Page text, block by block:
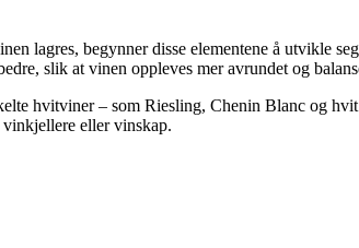
lagres, begynner disse elementene å utvikle
slik at vinen oppleves mer avrundet og
hvitviner – som Riesling, Chenin Blanc og
eller vinskap.